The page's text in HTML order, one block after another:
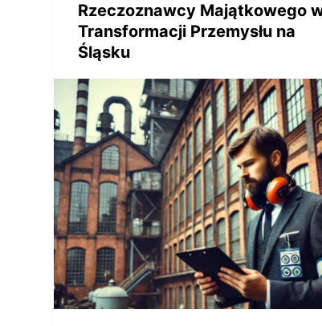
Rzeczoznawcy Majątkowego
Transformacji Przemysłu na
Śląsku